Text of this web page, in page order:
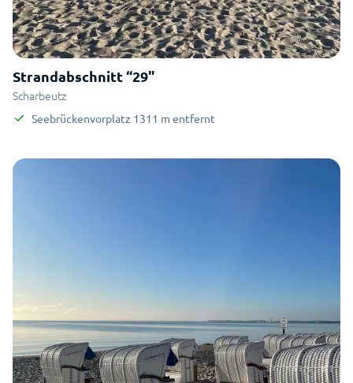
Strandabschnitt “29"
Scharbeutz
Seebrückenvorplatz 1311 m entfernt